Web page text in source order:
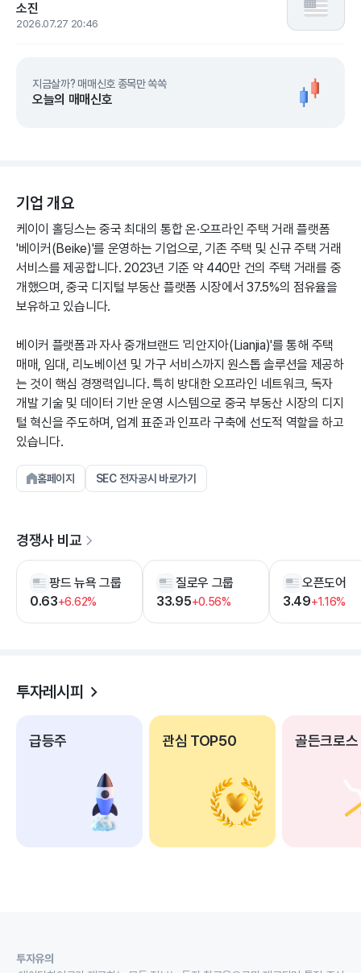
소진
2026.07.27 20:46
지금살까? 매매신호 종목만 쏙쏙
오늘의 매매신호
기업 개요
케이이 홀딩스는 중국 최대의 통합 온·오프라인 주택 거래 플랫폼
'베이커(Beike)'를 운영하는 기업으로, 기존 주택 및 신규 주택 거래
서비스를 제공합니다. 2023년 기준 약 440만 건의 주택 거래를 중
개했으며, 중국 디지털 부동산 플랫폼 시장에서 37.5%의 점유율을
보유하고 있습니다.
베이커 플랫폼과 자사 중개브랜드 '리안지아(Lianjia)'를 통해 주택
매매, 임대, 리노베이션 및 가구 서비스까지 원스톱 솔루션을 제공하
는 것이 핵심 경쟁력입니다. 특히 방대한 오프라인 네트워크, 독자
개발 기술 및 데이터 기반 운영 시스템으로 중국 부동산 시장의 디지
털 혁신을 주도하며, 업계 표준과 인프라 구축에 선도적 역할을 하고
있습니다.
홈페이지 SEC 전자공시 바로가기
경쟁사 비교
팡드 뉴욕 그룹
0.63+6.62%
질로우 그룹
33.95+0.56%
오픈도어
3.49+1.16%
투자레시피
급등주 관심 TOP50 골든크로스
투자유의